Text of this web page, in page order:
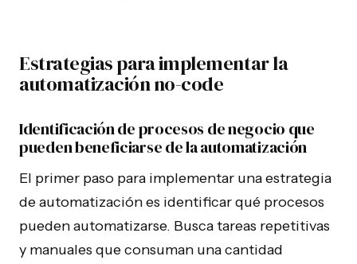
Estrategias para implementar la
automatización no-code
Identificación de procesos de negocio que
pueden beneficiarse de la automatización
El primer paso para implementar una estrategia
de automatización es identificar qué procesos
pueden automatizarse. Busca tareas repetitivas
y manuales que consuman una cantidad